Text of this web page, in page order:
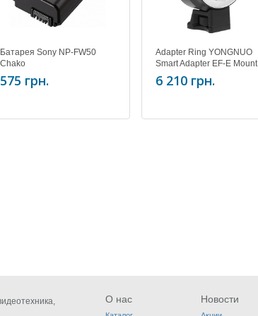
Батарея Sony NP-FW50
Chako
575 грн.
Adapter Ring YONGNUO
Smart Adapter EF-E Mount
6 210 грн.
О нас Новости